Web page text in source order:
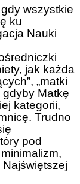
wszystkie
ku
Nauki
jak każda
„matki
gdyby Matkę
kategorii,
Trudno
pod